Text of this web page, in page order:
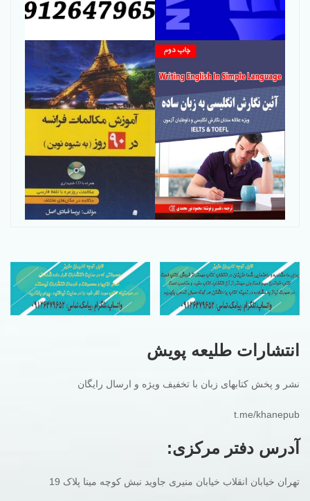
انتشارات طلیعه پویش
نشر و پخش کتابهای زبان با تخفیف ویژه و ارسال رایگان
t.me/khanepub
آدرس دفتر مرکزی:
تهران خیابان انقلاب خیابان منیری جاوید نبش کوچه مینا پلاک 19